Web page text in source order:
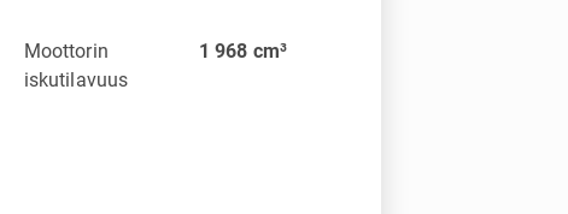
Moottorin
iskutilavuus
1 968 cm³